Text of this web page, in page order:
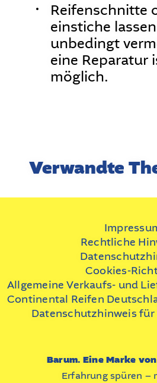
Reifenschnitte
einstiche
unbedingt
eine Reparatur
möglich.
Verwandte
Rechtliche
Cookies-
Allgemeine Verkaufs- und
Continental Reifen
Datenschutzhinweis für
Barum. Eine Marke
Erfahrung spüren –